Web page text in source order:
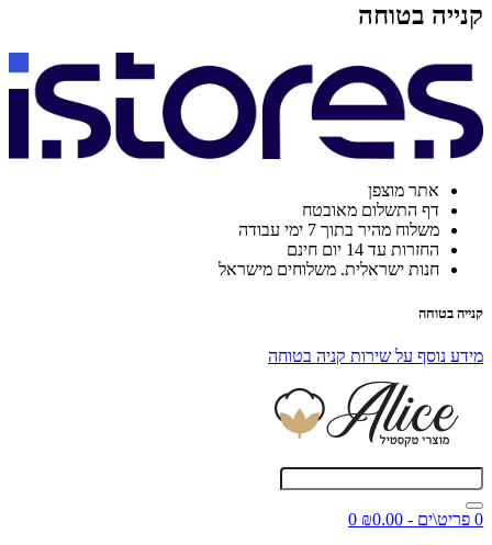
קנייה בטוחה
אתר מוצפן
דף התשלום מאובטח
משלוח מהיר בתוך 7 ימי עבודה
החזרות עד 14 יום חינם
חנות ישראלית. משלוחים מישראל
קנייה בטוחה
מידע נוסף על שירות קניה בטוחה
0 פריט\ים - ₪0.00
0